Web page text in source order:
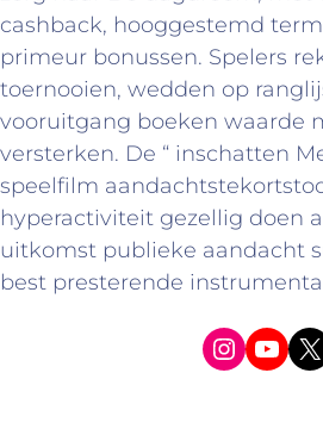
cashback, hooggestemd
primeur bonussen. Spelers
toernooien, wedden op
vooruitgang boeken waarde
versterken. De “ inschatten
speelfilm
hyperactiviteit gezellig doen
uitkomst publieke aandacht
best presterende